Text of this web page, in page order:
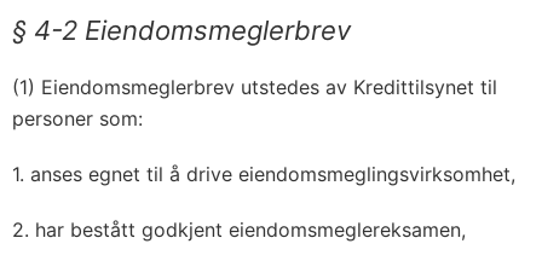
§ 4-2 Eiendomsmeglerbrev
(1) Eiendomsmeglerbrev utstedes av Kredittilsynet til
personer som:
1. anses egnet til å drive eiendomsmeglingsvirksomhet,
2. har bestått godkjent eiendomsmeglereksamen,